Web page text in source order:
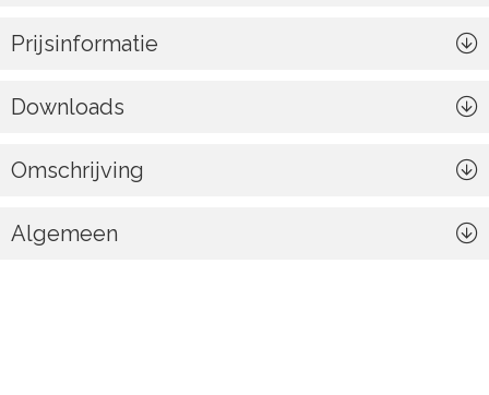
Prijsinformatie
Downloads
Omschrijving
Algemeen